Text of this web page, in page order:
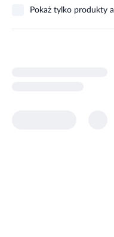
Pokaż tylko produkty